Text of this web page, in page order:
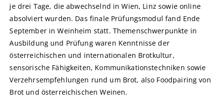
je drei Tage, die abwechselnd in Wien, Linz sowie online
absolviert wurden. Das finale Prüfungsmodul fand Ende
September in Weinheim statt. Themenschwerpunkte in
Ausbildung und Prüfung waren Kenntnisse der
österreichischen und internationalen Brotkultur,
sensorische Fähigkeiten, Kommunikationstechniken sowie
Verzehrsempfehlungen rund um Brot, also Foodpairing von
Brot und österreichischen Weinen.